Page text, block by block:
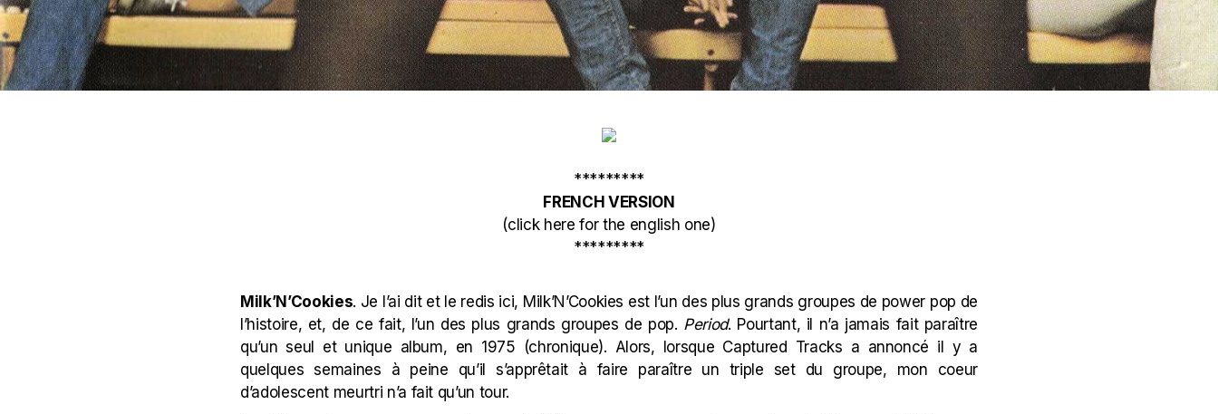
*********
FRENCH VERSION
(click here for the english one)
*********
Milk’N’Cookies. Je l’ai dit et le redis ici, Milk’N’Cookies est l’un des plus grands groupes de power pop de
l’histoire, et, de ce fait, l’un des plus grands groupes de pop. Period. Pourtant, il n’a jamais fait paraître
qu’un seul et unique album, en 1975 (chronique). Alors, lorsque Captured Tracks a annoncé il y a
quelques semaines à peine qu’il s’apprêtait à faire paraître un triple setdu groupe, mon coeur
d’adolescent meurtri n’a fait qu’un tour.